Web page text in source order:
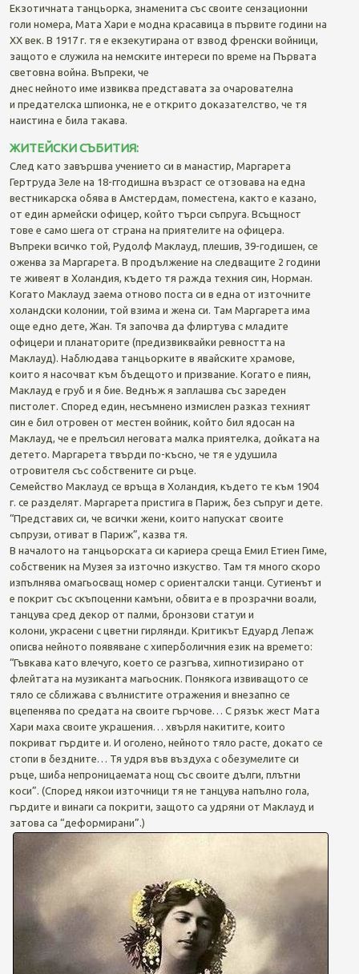
Екзотичната танцьорка, знаменита със своите сензационни
голи номера, Мата Хари е модна красавица в първите години на
ХХ век. В 1917 г. тя е екзекутирана от взвод френски войници,
защото е служила на немските интереси по време на Първата
световна война. Въпреки, че
днес нейното име извиква представата за очарователна
и предателска шпионка, не е открито доказателство, че тя
наистина е била такава.
ЖИТЕЙСКИ СЪБИТИЯ:
След като завършва учението си в манастир, Маргарета
Гертруда Зеле на 18-ггодишна възраст се отзовава на една
вестникарска обява в Амстердам, поместена, както е казано,
от един армейски офицер, който търси съпруга. Всъщност
тове е само шега от страна на приятелите на офицера.
Въпреки всичко той, Рудолф Маклауд, плешив, 39-годишен, се
оженва за Маргарета. В продължение на следващите 2 години
те живеят в Холандия, където тя ражда техния син, Норман.
Когато Маклауд заема отново поста си в една от източните
холандски колонии, той взима и жена си. Там Маргарета има
още едно дете, Жан. Тя започва да флиртува с младите
офицери и планаторите (предизвиквайки ревността на
Маклауд). Наблюдава танцьорките в явайските храмове,
които я насочват към бъдещото и призвание. Когато е пиян,
Маклауд е груб и я бие. Веднъж я заплашва със зареден
пистолет. Според един, несъмнено измислен разказ техният
син е бил отровен от местен войник, който бил ядосан на
Маклауд, че е прелъсил неговата малка приятелка, дойката на
детето. Маргарета твърди по-късно, че тя е удушила
отровителя със собствените си ръце.
Семейство Маклауд се връща в Холандия, където те към 1904
г. се разделят. Маргарета пристига в Париж, без съпруг и дете.
“Представих си, че всички жени, които напускат своите
съпрузи, отиват в Париж”, казва тя.
В началото на танцьорската си кариера среща Емил Етиен Гиме,
собственик на Музея за източно изкуство. Там тя много скоро
изпълнява омагьосващ номер с ориенталски танци. Сутиенът и
е покрит със скъпоценни камъни, обвита е в прозрачни воали,
танцува сред декор от палми, бронзови статуи и
колони, украсени с цветни гирлянди. Критикът Едуард Лепаж
описва нейното появяване с хиперболичния език на времето:
“Гъвкава като влечуго, което се разгъва, хипнотизирано от
флейтата на музиканта магьосник. Понякога извиващото се
тяло се сближава с вълнистите отражения и внезапно се
вцепенява по средата на своите гърчове… С рязък жест Мата
Хари маха своите украшения… хвърля накитите, които
покриват гърдите и. И оголено, нейното тяло расте, докато се
стопи в бездните… Тя удря във въздуха с обезумелите си
ръце, шиба непроницаемата нощ със своите дълги, плътни
коси”. (Според някои източници тя не танцува напълно гола,
гърдите и винаги са покрити, защото са удряни от Маклауд и
затова са “деформирани”.)